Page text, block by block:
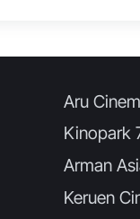
Aru
Kinopark
Arman
Keruen